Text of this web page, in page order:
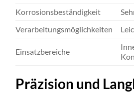
Korrosionsbeständigkeit
Verarbeitungsmöglichkeiten
Einsatzbereiche
Präzision und